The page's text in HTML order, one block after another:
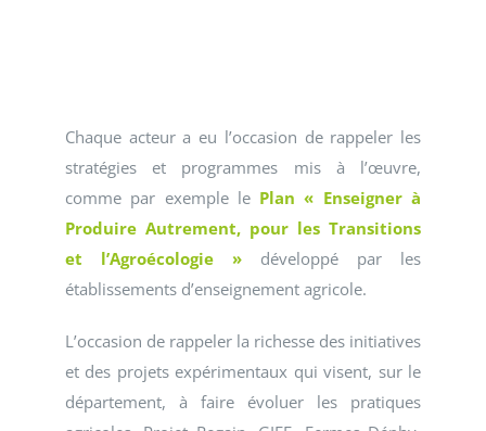
Chaque acteur a eu l’occasion de rappeler les
stratégies et programmes mis à l’œuvre,
comme par exemple le Plan « Enseigner à
Produire Autrement, pour les Transitions
et l’Agroécologie » développé par les
établissements d’enseignement agricole.
L’occasion de rappeler la richesse des initiatives
et des projets expérimentaux qui visent, sur le
département, à faire évoluer les pratiques